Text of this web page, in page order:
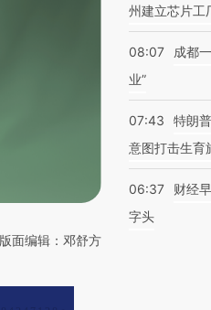
面编辑：邓舒方
州建立芯片工
08:07
成都
业”
07:43
特朗
意图打击生育
06:37
财经
字头